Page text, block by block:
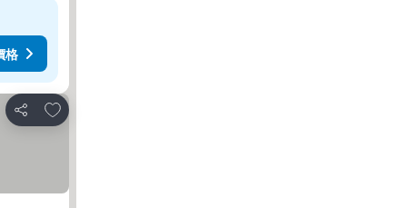
格
分享
加入我的最愛